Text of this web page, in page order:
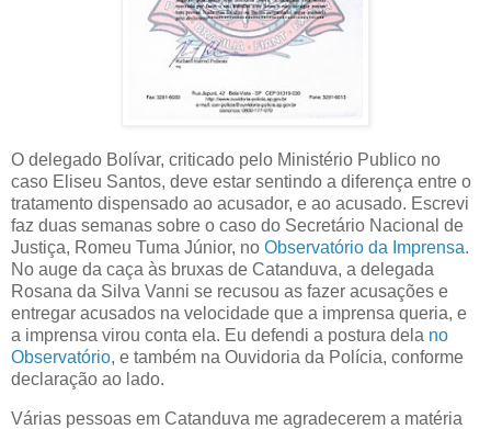
O delegado Bolívar, criticado pelo Ministério Publico no
caso Eliseu Santos, deve estar sentindo a diferença entre o
tratamento dispensado ao acusador, e ao acusado. Escrevi
faz duas semanas sobre o caso do Secretário Nacional de
Justiça, Romeu Tuma Júnior, no Observatório da Imprensa.
No auge da caça às bruxas de Catanduva, a delegada
Rosana da Silva Vanni se recusou as fazer acusações e
entregar acusados na velocidade que a imprensa queria, e
a imprensa virou conta ela. Eu defendi a postura dela no
Observatório, e também na Ouvidoria da Polícia, conforme
declaração ao lado.
Várias pessoas em Catanduva me agradecerem a matéria